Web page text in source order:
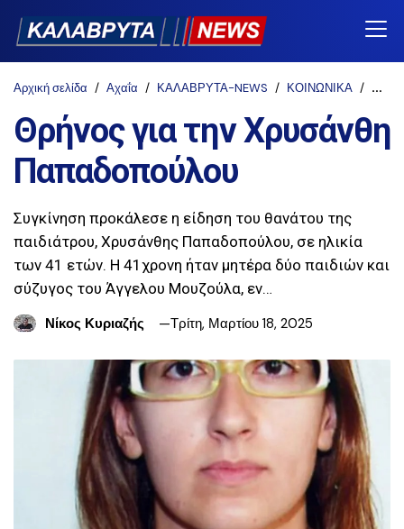
Αρχική σελίδα Αχαΐα ΚΑΛΑΒΡΥΤΑ-NEWS ΚΟΙΝΩΝΙΚΑ
Θρήνος για την Χρυσάνθη
Παπαδοπούλου
Συγκίνηση προκάλεσε η είδηση του θανάτου της
παιδιάτρου, Χρυσάνθης Παπαδοπούλου, σε ηλικία
των 41 ετών. Η 41χρονη ήταν μητέρα δύο παιδιών και
σύζυγος του Άγγελου Μουζούλα, εν…
Νίκος Κυριαζής
Τρίτη, Μαρτίου 18, 2025